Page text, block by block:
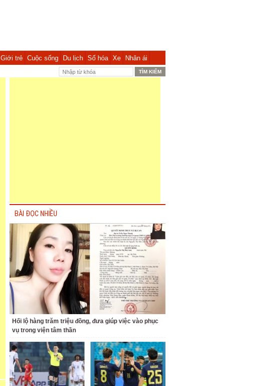
Giới trẻ Cuộc sống Du lịch Số hóa Xe Nhân ái
BÀI ĐỌC NHIỀU
Hối lộ hàng trăm triệu đồng, đưa giúp việc vào phục
vụ trong viện tâm thần